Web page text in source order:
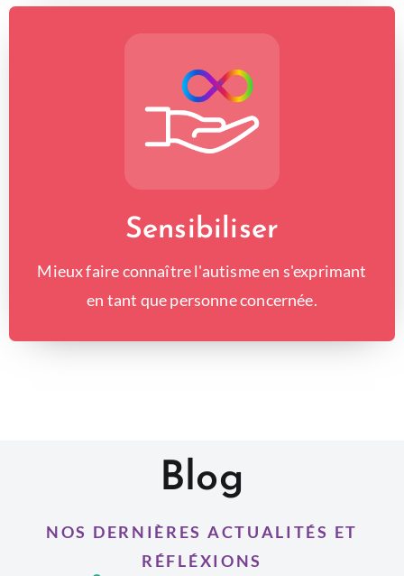
Sensibiliser
Mieux faire connaître l'autisme en s'exprimant
en tant que personne concernée.
Blog
NOS DERNIÈRES ACTUALITÉS ET
RÉFLÉXIONS